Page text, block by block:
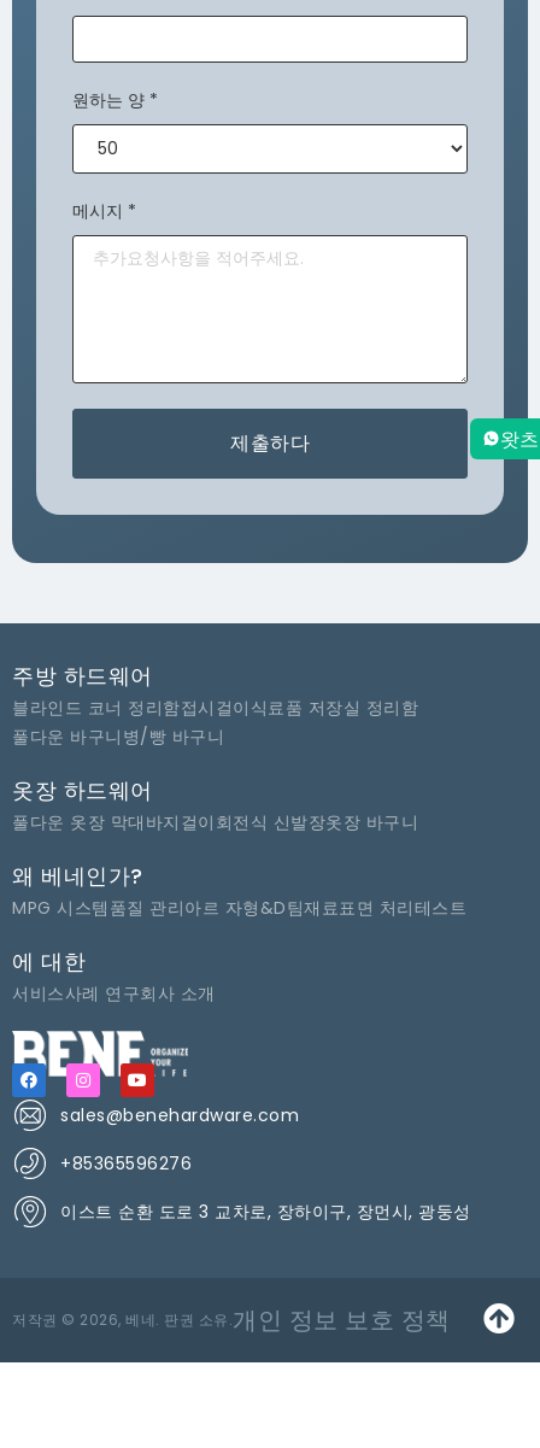
원하는 양 *
메시지 *
제출하다
주방 하드웨어
블라인드 코너 정리함접시걸이 식료품 저장실 정리함
풀다운 바구니 병/빵 바구니
옷장 하드웨어
풀다운 옷장 막대 바지걸이 회전식 신발장옷장 바구니
왜 베네인가?
MPG 시스템 품질 관리아르 자형&D팀재료표면 처리테스트
에 대한
서비스사례 연구회사 소개
sales@benehardware.com
+85365596276
이스트 순환 도로 3 교차로, 장하이구, 장먼시, 광둥성
저작권 © 2026, 베네. 판권 소유.개인 정보 보호 정책
왓